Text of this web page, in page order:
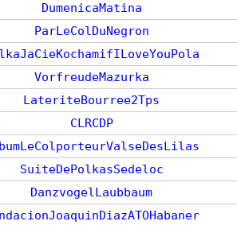
DumenicaMatina
ParLeColDuNegron
VorfreudeMazurka
LateriteBourree2Tps
CLRCDP
SuiteDePolkasSedeloc
DanzvogelLaubbaum